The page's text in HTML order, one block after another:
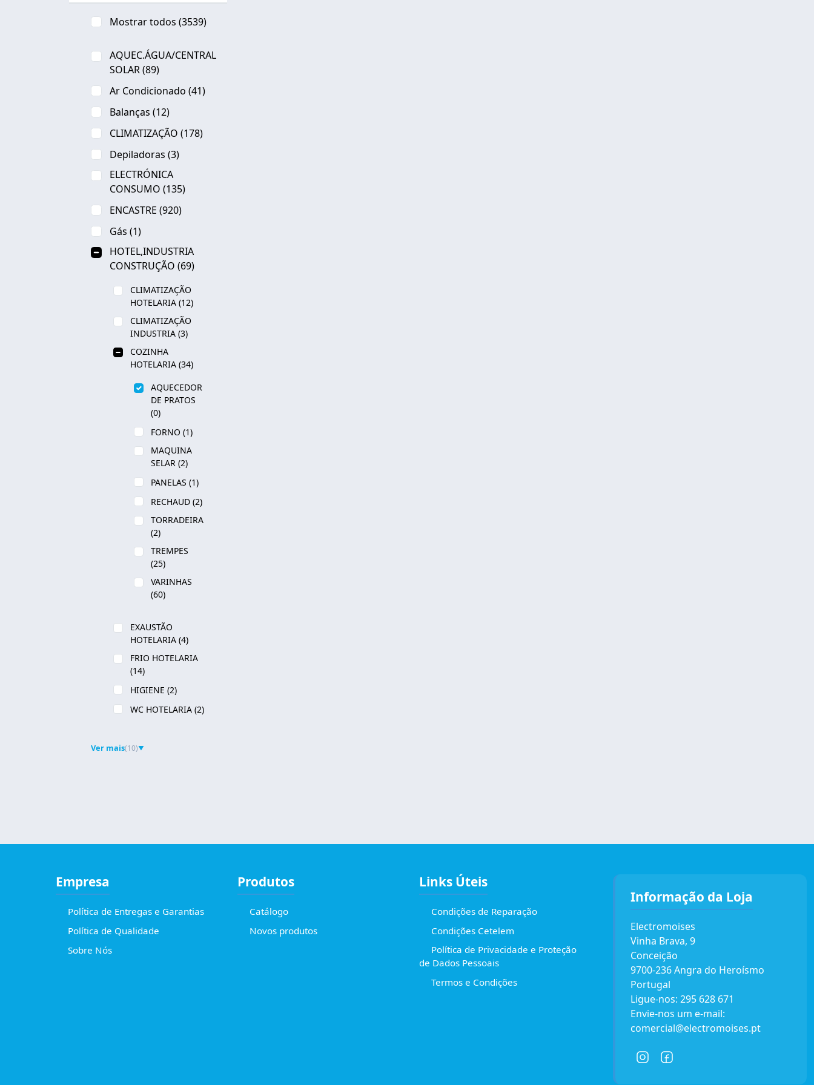
Mostrar todos (3539)
AQUEC.ÁGUA/CENTRAL
SOLAR(89)
Ar Condicionado (41)
Balanças (12)
CLIMATIZAÇÃO (178)
Depiladoras (3)
ELECTRÓNICA
CONSUMO (135)
ENCASTRE (920)
Gás (1)
HOTEL,INDUSTRIA
CONSTRUÇÃO (69)
CLIMATIZAÇÃO
HOTELARIA (12)
CLIMATIZAÇÃO
INDUSTRIA (3)
COZINHA
HOTELARIA (34)
AQUECEDOR
DE PRATOS
(0)
FORNO (1)
MAQUINA
SELAR (2)
PANELAS (1)
RECHAUD (2)
TORRADEIRA
(2)
TREMPES
(25)
VARINHAS
(60)
EXAUSTÃO
HOTELARIA (4)
FRIO HOTELARIA
(14)
HIGIENE (2)
WC HOTELARIA (2)
Ver mais(10)▼
Empresa
Política de Entregas e Garantias
Política de Qualidade
Sobre Nós
Produtos
Catálogo
Novos produtos
Links Úteis
Condições de Reparação
Condições Cetelem
Política de Privacidade e Proteção
de Dados Pessoais
Termos e Condições
Informação da Loja
Electromoises
Vinha Brava, 9
Conceição
9700-236 Angra do Heroísmo
Portugal
Ligue-nos: 295 628 671
Envie-nos um e-mail:
comercial@electromoises.pt